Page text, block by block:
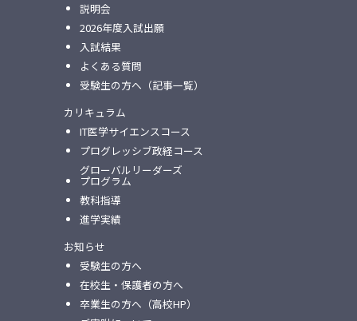
説明会
2026年度入試出願
入試結果
よくある質問
受験生の方へ（記事一覧）
カリキュラム
IT医学サイエンスコース
プログレッシブ政経コース
グローバルリーダーズ
プログラム
教科指導
進学実績
お知らせ
受験生の方へ
在校生・保護者の方へ
卒業生の方へ（高校HP）